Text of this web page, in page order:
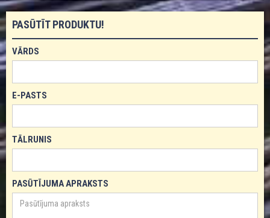
PASŪTĪT PRODUKTU!
VĀRDS
E-PASTS
TĀLRUNIS
PASŪTĪJUMA APRAKSTS